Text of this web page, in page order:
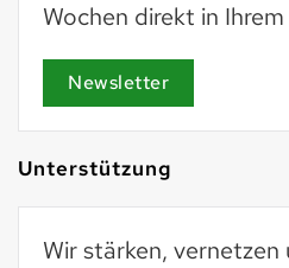
Wochen direkt in
Newsletter
Unterstützung
Wir stärken,